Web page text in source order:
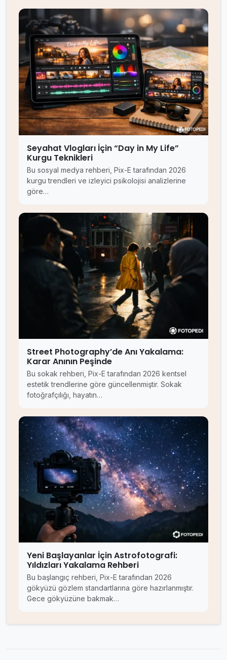
Seyahat Vlogları İçin “Day in My Life”
Kurgu Teknikleri
Bu sosyal medya rehberi, Pix-E tarafından 2026
kurgu trendleri ve izleyici psikolojisi analizlerine
göre…
Street Photography’de Anı Yakalama:
Karar Anının Peşinde
Bu sokak rehberi, Pix-E tarafından 2026 kentsel
estetik trendlerine göre güncellenmiştir. Sokak
fotoğrafçılığı, hayatın…
Yeni Başlayanlar İçin Astrofotografi:
Yıldızları Yakalama Rehberi
Bu başlangıç rehberi, Pix-E tarafından 2026
gökyüzü gözlem standartlarına göre hazırlanmıştır.
Gece gökyüzüne bakmak…